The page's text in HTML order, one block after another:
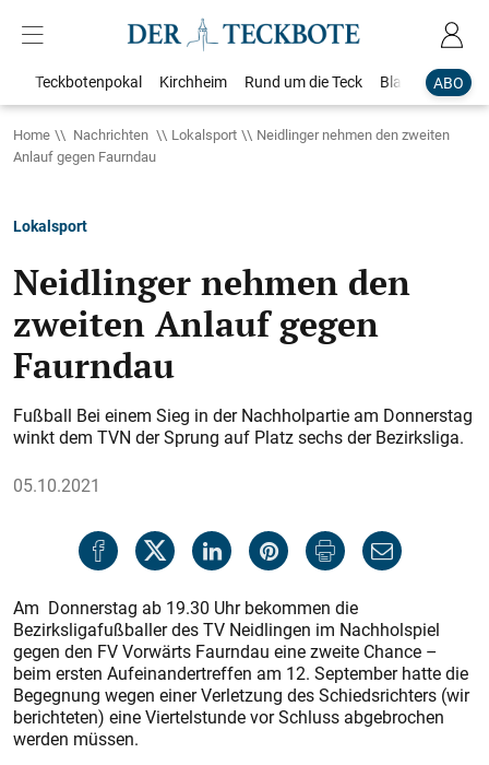
ABO
Teckbotenpokal Kirchheim Rund um die Teck Blaulicht
Home Nachrichten Lokalsport
Neidlinger nehmen den zweiten
Anlauf gegen Faurndau
Lokalsport
Neidlinger nehmen den
zweiten Anlauf gegen
Faurndau
Fußball Bei einem Sieg in der Nachholpartie am Donnerstag
winkt dem TVN der Sprung auf Platz sechs der Bezirksliga.
05.10.2021
Am Donnerstag ab 19.30 Uhr bekommen die
Bezirksligafußballer des TV Neidlingen im Nachholspiel
gegen den FV Vorwärts Faurndau eine zweite Chance –
beim ersten Aufeinandertreffen am 12. September hatte die
Begegnung wegen einer Verletzung des Schiedsrichters (wir
berichteten) eine Viertelstunde vor Schluss abgebrochen
werden müssen.